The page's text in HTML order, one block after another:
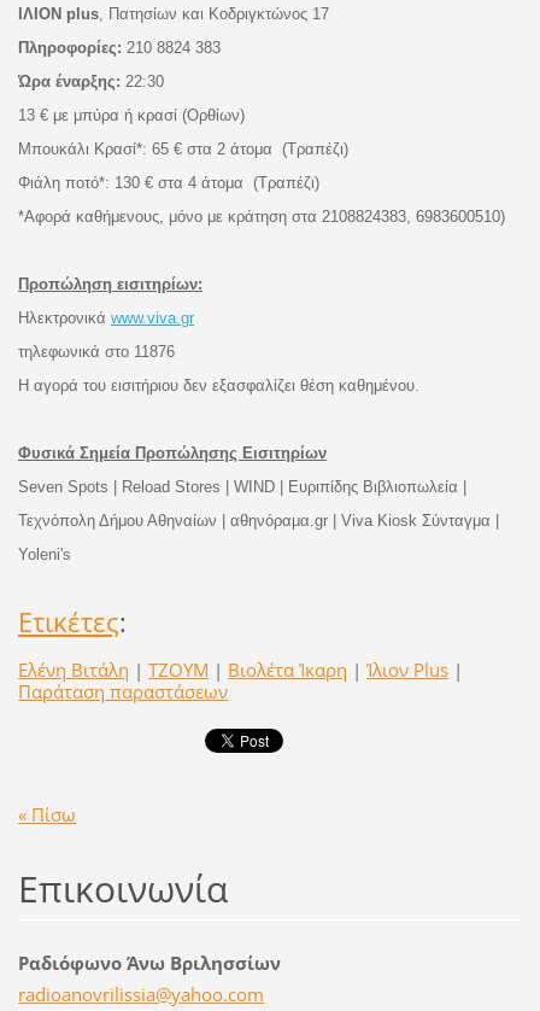
ΙΛΙΟΝ plus, Πατησίων και Κοδριγκτώνος 17
Πληροφορίες: 210 8824 383
Ώρα έναρξης: 22:30
13 € με μπύρα ή κρασί (Ορθίων)
Μπουκάλι Κρασί*: 65 € στα 2 άτομα (Τραπέζι)
Φιάλη ποτό*: 130 € στα 4 άτομα (Τραπέζι)
*Αφορά καθήμενους, μόνο με κράτηση στα 2108824383, 6983600510)
Προπώληση εισιτηρίων:
Ηλεκτρονικά www.viva.gr
τηλεφωνικά στο 11876
Η αγορά του εισιτήριου δεν εξασφαλίζει θέση καθημένου.
Φυσικά Σημεία Προπώλησης Εισιτηρίων
Seven Spots | Reload Stores | WIND | Ευριπίδης Βιβλιοπωλεία |
Τεχνόπολη Δήμου Αθηναίων | αθηνόραμα.gr | Viva Kiosk Σύνταγμα |
Yoleni's
Ετικέτες:
Ελένη Βιτάλη | TZOYM | Βιολέτα Ίκαρη | Ίλιον Plus |
Παράταση παραστάσεων
« Πίσω
Επικοινωνία
Ραδιόφωνο Άνω Βριλησσίων
radioanovrilissia@yahoo.com